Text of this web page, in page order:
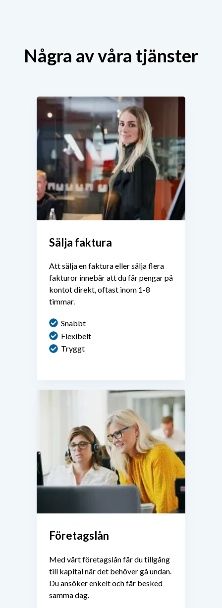
Några av våra tjänster
Sälja faktura
Att sälja en faktura eller sälja flera
fakturor innebär att du får pengar på
kontot direkt, oftast inom 1-8
timmar.
Snabbt
Flexibelt
Tryggt
Företagslån
Med vårt företagslån får du tillgång
till kapital när det behöver gå undan.
Du ansöker enkelt och får besked
samma dag.